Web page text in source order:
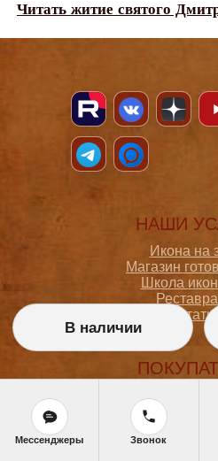
Читать житие святого
НАШИ
Икона на
Магазин
Школа
Статьи
Как
Доставка и
Политика
В наличии
Мессенджеры Звонок